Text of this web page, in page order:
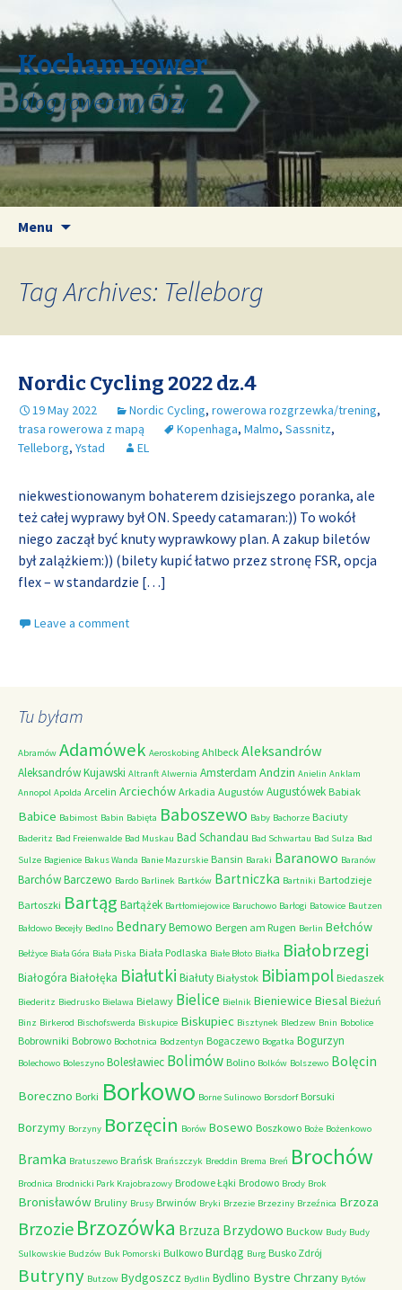
Kocham rower
blog rowerowy Elizy
Menu
Tag Archives: Telleborg
Nordic Cycling 2022 dz.4
19 May 2022 Nordic Cycling, rowerowa rozgrzewka/trening,
trasa rowerowa z mapą
Kopenhaga, Malmo, Sassnitz,
Telleborg, Ystad EL
niekwestionowanym bohaterem dzisiejszego poranka, ale
też całej wyprawy był ON. Speedy catamaran:)) To wokół
niego zaczął być knuty wyprawkowy plan. A zakup biletów
był zalążkiem:)) (bilety kupić łatwo przez stronę FSR, opcja
flex – w standardzie […]
Leave a comment
Tu byłam
Abramów Adamówek Aeroskobing Ahlbeck Aleksandrów
Aleksandrów Kujawski Altranft Alwernia Amsterdam Andzin Anielin Anklam
Annopol Apolda Arcelin Arciechów Arkadia Augustów Augustówek Babiak
Babice Babimost Babin Babięta Baboszewo Baby Bachorze Baciuty
Baderitz Bad Freienwalde Bad Muskau Bad Schandau Bad Schwartau Bad Sulza Bad
Sulze Bagienice Bakus Wanda Banie Mazurskie Bansin Baraki Baranowo Baranów
BarchówBarczewo Bardo Barlinek Bartków Bartniczka Bartniki Bartodzieje
Bartoszki Bartąg Bartążek Bartłomiejowice Baruchowo Barłogi Batowice Bautzen
Bałdowo Becejły Bedlno BednaryBemowo Bergen am Rugen Berlin Bełchów
Bełżyce Biała Góra Biała Piska Biała Podlaska Białe Błoto Białka Białobrzegi
Białogóra Białołęka Białutki Białuty Białystok Bibiampol Biedaszek
Biederitz Biedrusko Bielawa Bielawy Bielice Bielnik Bieniewice Biesal Bieżuń
Binz Birkerod Bischofswerda Biskupice Biskupiec Bisztynek Bledzew Bnin Bobolice
Bobrowniki Bobrowo Bochotnica Bodzentyn Bogaczewo Bogatka Bogurzyn
Bolechowo Boleszyno Bolesławiec Bolimów Bolino Bolków Bolszewo Bolęcin
Boreczno Borki Borkowo Borne Sulinowo Borsdorf Borsuki
Borzymy Borzyny Borzęcin Borów Bosewo Boszkowo Boże Bożenkowo
Bramka Bratuszewo Brańsk Brańszczyk Breddin Brema Breń Brochów
Brodnica Brodnicki Park Krajobrazowy Brodowe Łąki Brodowo Brody Brok
Bronisławów Bruliny Brusy Brwinów Bryki Brzezie Brzeziny Brzeźnica Brzoza
Brzozie Brzozówka Brzuza Brzydowo Buckow Budy Budy
Sulkowskie Budzów Buk Pomorski Bulkowo Burdąg Burg Busko Zdrój
Butryny Butzow Bydgoszcz Bydlin Bydlino Bystre Chrzany Bytów